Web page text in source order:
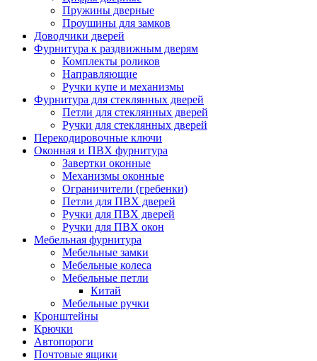
Пружины дверные
Проушины для замков
Доводчики дверей
Фурнитура к раздвижным дверям
Комплекты роликов
Направляющие
Ручки купе и механизмы
Фурнитура для стеклянных дверей
Петли для стеклянных дверей
Ручки для стеклянных дверей
Перекодировочные ключи
Оконная и ПВХ фурнитура
Завертки оконные
Механизмы оконные
Ограничители (гребенки)
Петли для ПВХ дверей
Ручки для ПВХ дверей
Ручки для ПВХ окон
Мебельная фурнитура
Мебельные замки
Мебельные колеса
Мебельные петли
Китай
Мебельные ручки
Кронштейны
Крючки
Автопороги
Почтовые ящики